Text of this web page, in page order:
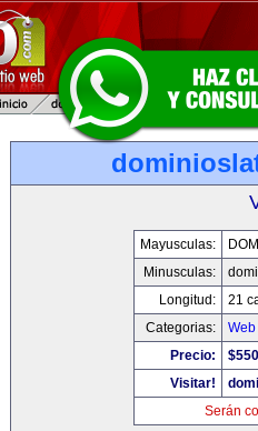
Mayusculas:
Minusculas:
Longitud:
21
Categorias:
Precio:
Visitar!
Serán